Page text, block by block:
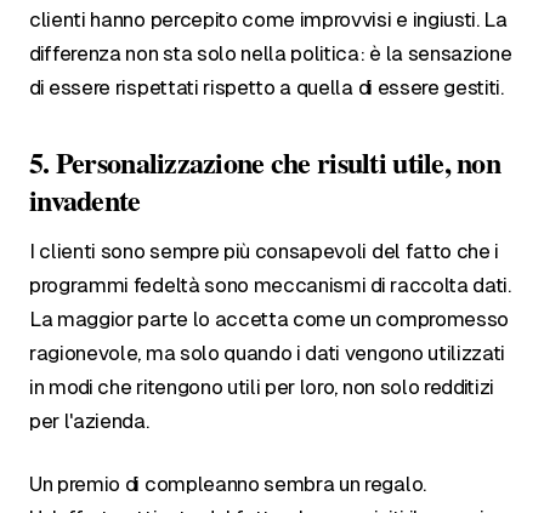
clienti hanno percepito come improvvisi e ingiusti. La
differenza non sta solo nella politica: è la sensazione
di essere rispettati rispetto a quella di essere gestiti.
5. Personalizzazione che risulti utile, non
invadente
I clienti sono sempre più consapevoli del fatto che i
programmi fedeltà sono meccanismi di raccolta dati.
La maggior parte lo accetta come un compromesso
ragionevole, ma solo quando i dati vengono utilizzati
in modi che ritengono utili per loro, non solo redditizi
per l'azienda.
Un premio di compleanno sembra un regalo.